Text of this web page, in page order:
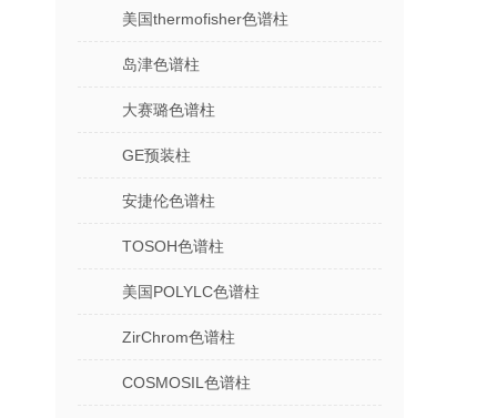
美国thermofisher色谱柱
岛津色谱柱
大赛璐色谱柱
GE预装柱
安捷伦色谱柱
TOSOH色谱柱
美国POLYLC色谱柱
ZirChrom色谱柱
COSMOSIL色谱柱